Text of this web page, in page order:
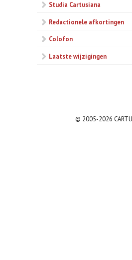
Studia Cartusiana
Redactionele afkortingen
Colofon
Laatste wijzigingen
© 2005-2026